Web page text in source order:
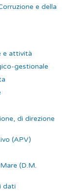
e della
e attività
gestionale
di direzione
(APV)
(D.M.
dati